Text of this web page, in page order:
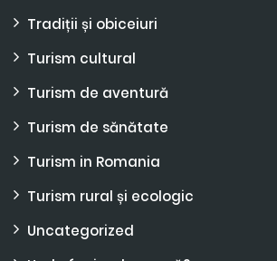
Tradiții și obiceiuri
Turism cultural
Turism de aventură
Turism de sănătate
Turism in Romania
Turism rural și ecologic
Uncategorized